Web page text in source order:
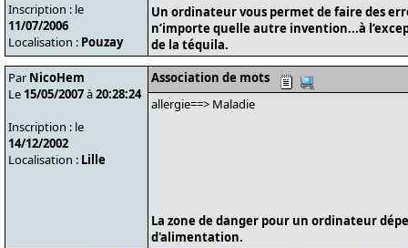
Inscription : le
11/07/2006
Localisation : Pouzay
Un ordinateur vous permet de faire des
n’importe quelle autre invention...à
de la téquila.
Par NicoHem
Le 15/05/2007à20:28:24
Inscription : le
14/12/2002
Localisation : Lille
Association de mots
allergie==> Maladie
La zone de danger pour un ordinateur
d'alimentation.